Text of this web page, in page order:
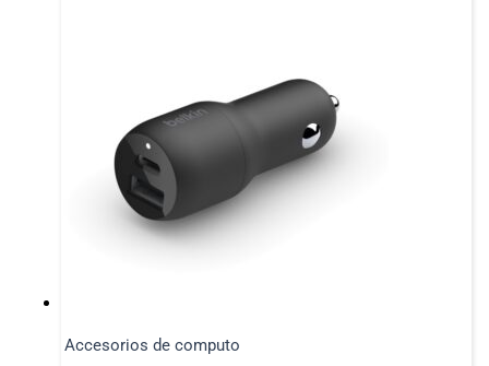
Accesorios de computo